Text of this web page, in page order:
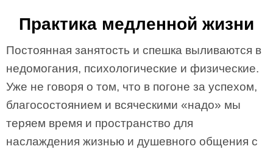
Практика медленной жизни
Постоянная занятость и спешка выливаются в
недомогания, психологические и физические.
Уже не говоря о том, что в погоне за успехом,
благосостоянием и всяческими «надо» мы
теряем время и пространство для
наслаждения жизнью и душевного общения с